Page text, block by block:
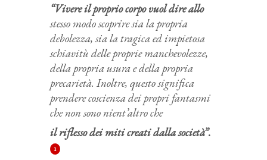
“Vivere il proprio corpo vuol dire allo
stesso modo scoprire sia la propria
debolezza, sia la tragica ed impietosa
schiavitù delle proprie manchevolezze,
della propria usura e della propria
precarietà. Inoltre, questo significa
prendere coscienza dei propri fantasmi
che non sono nient’altro che
il riflesso dei miti creati dalla società”.
1